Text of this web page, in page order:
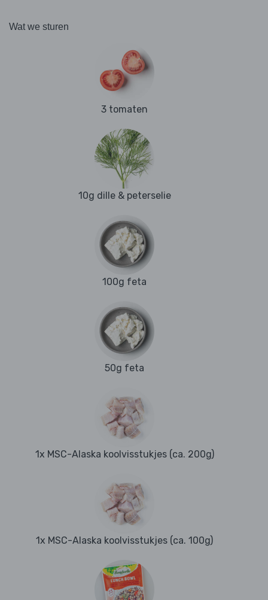
Wat we sturen
3 tomaten
10g dille & peterselie
100g feta
50g feta
1x MSC-Alaska koolvisstukjes (ca. 200g)
1x MSC-Alaska koolvisstukjes (ca. 100g)